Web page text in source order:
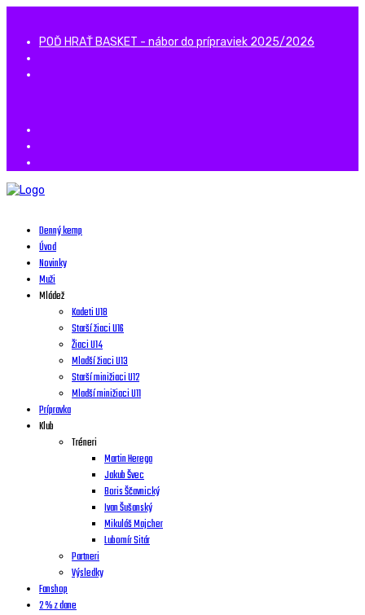
POĎ HRAŤ BASKET - nábor do prípraviek 2025/2026
Denný kemp
Úvod
Novinky
Muži
Mládež
Kadeti U18
Starší žiaci U16
Žiaci U14
Mladší žiaci U13
Starší minižiaci U12
Mladší minižiaci U11
Prípravka
Klub
Tréneri
Martin Herega
Jakub Švec
Boris Ščavnický
Ivan Šušanský
Mikuláš Majcher
Lubomír Sitár
Partneri
Výsledky
Fanshop
2 % z dane